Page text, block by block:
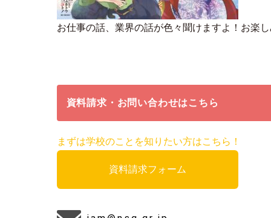
お仕事の話、業界の話が色々聞けますよ！お楽
資料請求・お問い合わせはこちら
まずは学校のことを知りたい方はこちら！
資料請求フォーム